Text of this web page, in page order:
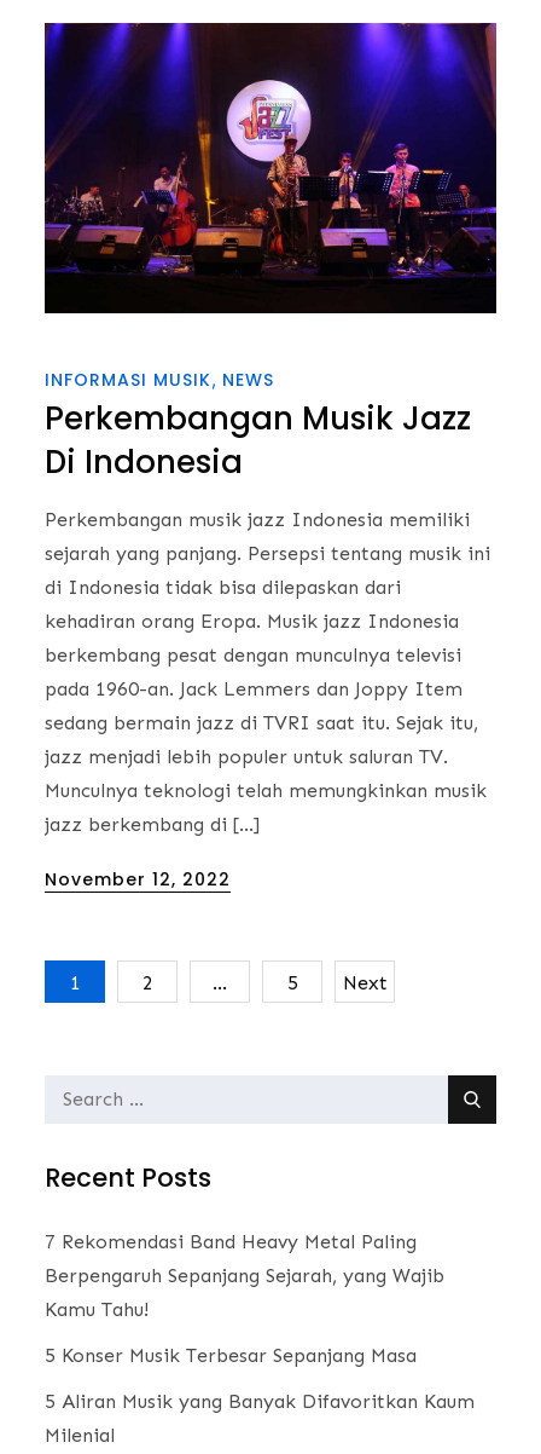
INFORMASI MUSIK NEWS
Perkembangan Musik Jazz
Di Indonesia
Perkembangan musik jazz Indonesia memiliki
sejarah yang panjang. Persepsi tentang musik ini
di Indonesia tidak bisa dilepaskan dari
kehadiran orang Eropa. Musik jazz Indonesia
berkembang pesat dengan munculnya televisi
pada 1960-an. Jack Lemmers dan Joppy Item
sedang bermain jazz di TVRI saat itu. Sejak itu,
jazz menjadi lebih populer untuk saluran TV.
Munculnya teknologi telah memungkinkan musik
jazz berkembang di […]
Posted
November 12, 2022
Posts
navigation
1 2 … 5 Next
Search
Recent Posts
7 Rekomendasi Band Heavy Metal Paling
Berpengaruh Sepanjang Sejarah, yang Wajib
Kamu Tahu!
5 Konser Musik Terbesar Sepanjang Masa
5 Aliran Musik yang Banyak Difavoritkan Kaum
Milenial